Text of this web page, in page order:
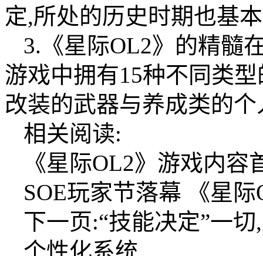
定,所处的历史时期也基
3.《星际OL2》的精髓
游戏中拥有15种不同类
改装的武器与养成类的
相关阅读:
《星际OL2》游戏内
SOE玩家节落幕 《星
下一页:“技能决定”一
个性化系统